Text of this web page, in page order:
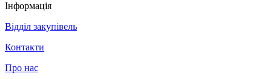
Інформація
Відділ закупівель
Контакти
Про нас